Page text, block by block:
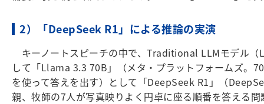
2）「DeepSeek R1」による推論の実演
キーノートスピーチの中で、Traditional LLMモデル（
して「Llama 3.3 70B」（メタ・プラットフォームズ。
を使って答えを出す）として「DeepSeek R1」（
親、牧師の7人が写真映りよく円卓に座る順番を答える